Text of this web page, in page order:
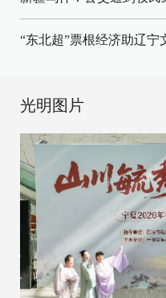
“东北超”票根经济助辽宁
光明图片